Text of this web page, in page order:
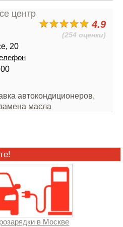
4.9
(254 оценки)
20
автокондиционеров,
масла
в Москве